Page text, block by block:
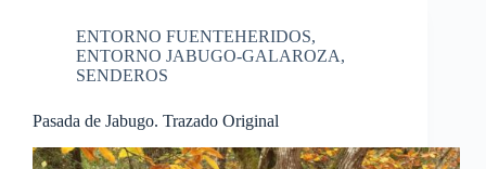
ENTORNO FUENTEHERIDOS,
ENTORNO JABUGO-GALAROZA,
SENDEROS
Pasada de Jabugo. Trazado Original